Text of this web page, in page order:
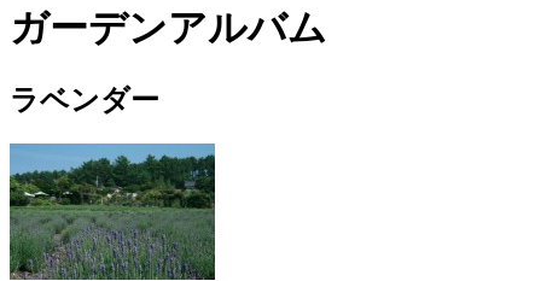
ガーデンアルバム
ラベンダー